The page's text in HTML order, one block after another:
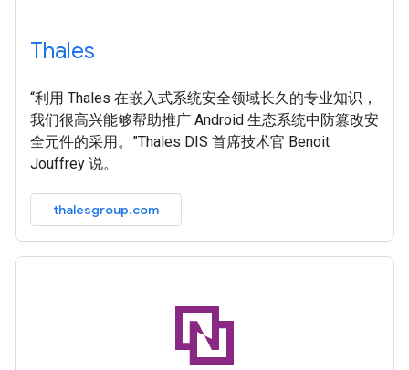
Thales
“利用 Thales 在嵌入式系统安全领域长久的专业知识，
我们很高兴能够帮助推广 Android 生态系统中防篡改安
全元件的采用。”Thales DIS 首席技术官 Benoit
Jouffrey 说。
thalesgroup.com